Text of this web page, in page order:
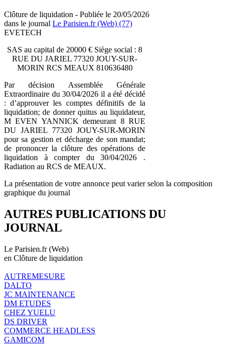
Clôture de liquidation - Publiée le 20/05/2026
dans le journal Le Parisien.fr (Web) (77)
EVETECH
SAS au capital de 20000 € Siège social : 8
RUE DU JARIEL 77320 JOUY-SUR-
MORIN RCS MEAUX 810636480
Par décision Assemblée Générale
Extraordinaire du 30/04/2026 il a été décidé
: d’approuver les comptes définitifs de la
liquidation; de donner quitus au liquidateur,
M EVEN YANNICK demeurant 8 RUE
DU JARIEL 77320 JOUY-SUR-MORIN
pour sa gestion et décharge de son mandat;
de prononcer la clôture des opérations de
liquidation à compter du 30/04/2026 .
Radiation au RCS de MEAUX.
La présentation de votre annonce peut varier selon la composition
graphique du journal
AUTRES PUBLICATIONS DU
JOURNAL
Le Parisien.fr (Web)
en Clôture de liquidation
AUTREMESURE
DALTO
JC MAINTENANCE
DM ETUDES
CHEZ YUELU
DS DRIVER
COMMERCE HEADLESS
GAMICOM